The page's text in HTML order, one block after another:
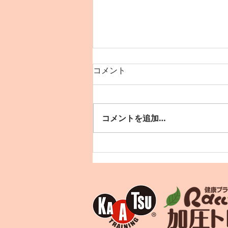
訃報
健康プラザラクーンの最年長アス
84歳から92歳まで、テニスや陸
上競技で沢山の世界記録を作られ
てきましたが、今年3月(92歳)逝
健康プラザラクーン一同、大きな
コメント
コメントを追加…